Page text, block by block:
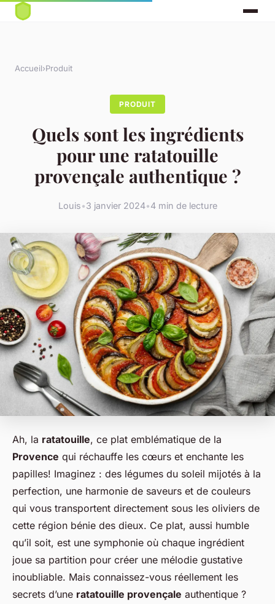
Accueil›Produit
PRODUIT
Quels sont les ingrédients
pour une ratatouille
provençale authentique ?
Louis•3 janvier 2024•4 min de lecture
Ah, la ratatouille, ce plat emblématique de la
Provence qui réchauffe les cœurs et enchante les
papilles! Imaginez : des légumes du soleil mijotés à la
perfection, une harmonie de saveurs et de couleurs
qui vous transportent directement sous les oliviers de
cette région bénie des dieux. Ce plat, aussi humble
qu’il soit, est une symphonie où chaque ingrédient
joue sa partition pour créer une mélodie gustative
inoubliable. Mais connaissez-vous réellement les
secrets d’une ratatouille provençale authentique ?